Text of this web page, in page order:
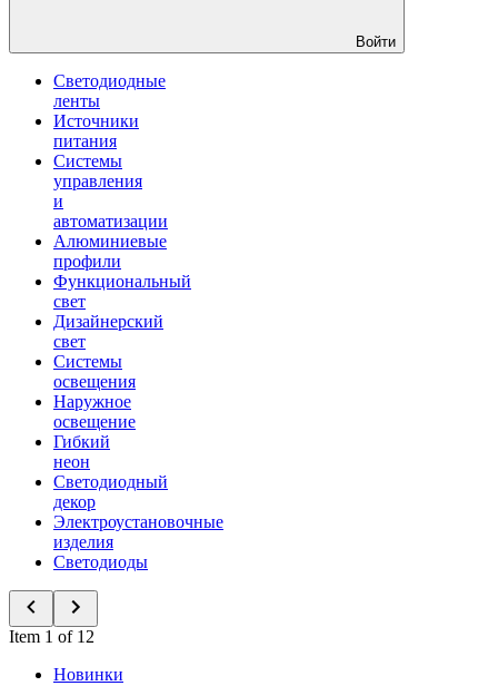
Войти
Светодиодные
ленты
Источники
питания
Системы
управления
и
автоматизации
Алюминиевые
профили
Функциональный
свет
Дизайнерский
свет
Системы
освещения
Наружное
освещение
Гибкий
неон
Светодиодный
декор
Электроустановочные
изделия
Светодиоды
Item 1 of 12
Новинки